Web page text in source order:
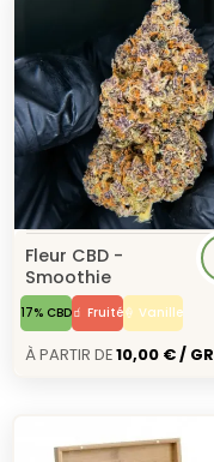
Fleur CBD -
Smoothie
17% CBD🧃 Fruité🍦 Vanille
À Partir de10,00 € / GR